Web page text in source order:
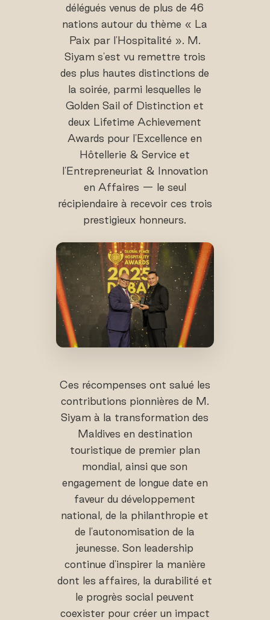
délégués venus de plus de 46
nations autour du thème « La
Paix par l'Hospitalité ». M.
Siyam s'est vu remettre trois
des plus hautes distinctions de
la soirée, parmi lesquelles le
Golden Sail of Distinction et
deux Lifetime Achievement
Awards pour l'Excellence en
Hôtellerie & Service et
l'Entrepreneuriat & Innovation
en Affaires — le seul
récipiendaire à recevoir ces trois
prestigieux honneurs.
Ces récompenses ont salué les
contributions pionnières de M.
Siyam à la transformation des
Maldives en destination
touristique de premier plan
mondial, ainsi que son
engagement de longue date en
faveur du développement
national, de la philanthropie et
de l'autonomisation de la
jeunesse. Son leadership
continue d'inspirer la manière
dont les affaires, la durabilité et
le progrès social peuvent
coexister pour créer un impact